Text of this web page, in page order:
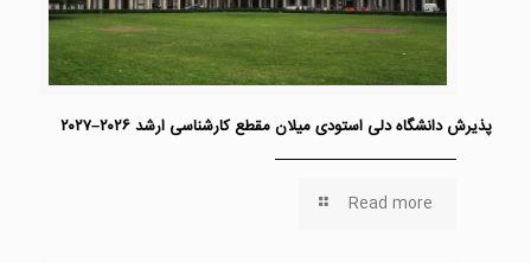
پذیرش دانشگاه دلی استودی میلان مقطع کارشناسی ارشد ۲۰۲۶–۲۰۲۷
Read more